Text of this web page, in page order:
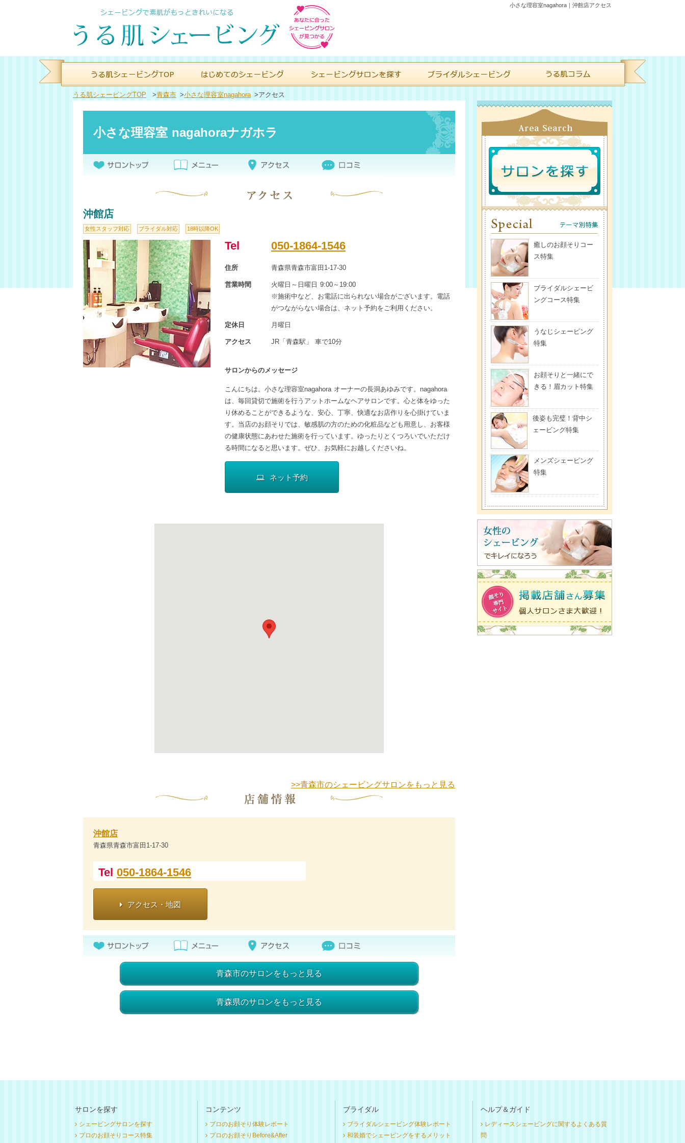
小さな理容室nagahora｜沖館店アクセス
うる肌シェービングTOP >青森市 >小さな理容室nagahora >アクセス
小さな理容室 nagahoraナガホラ
沖館店
女性スタッフ対応 ブライダル対応 18時以降OK
Tel 050-1864-1546
住所 青森県青森市富田1-17-30
営業時間
火曜日～日曜日 9:00～19:00
※施術中など、お電話に出られない場合がございます。電話
がつながらない場合は、ネット予約をご利用ください。
定休日 月曜日
アクセス JR「青森駅」 車で10分
サロンからのメッセージ
こんにちは。小さな理容室nagahora オーナーの長洞あゆみです。nagahora
は、毎回貸切で施術を行うアットホームなヘアサロンです。心と体をゆった
り休めることができるような、安心、丁寧、快適なお店作りを心掛けていま
す。当店のお顔そりでは、敏感肌の方のための化粧品なども用意し、お客様
の健康状態にあわせた施術を行っています。ゆったりとくつろいでいただけ
る時間になると思います。ぜひ、お気軽にお越しくださいね。
ネット予約
>>青森市のシェービングサロンをもっと見る
沖館店
青森県青森市富田1-17-30
Tel 050-1864-1546
アクセス・地図
青森市のサロンをもっと見る
青森県のサロンをもっと見る
癒しのお顔そりコー
ス特集
ブライダルシェービ
ングコース特集
うなじシェービング
特集
お顔そりと一緒にで
きる！眉カット特集
後姿も完璧！背中シ
ェービング特集
メンズシェービング
特集
サロンを探す
シェービングサロンを探す
プロのお顔そりコース特集
コンテンツ
プロのお顔そり体験レポート
プロのお顔そりBefore&After
ブライダル
ブライダルシェービング体験レポート
和装婚でシェービングをするメリット
ヘルプ＆ガイド
レディースシェービングに関するよくある質
問